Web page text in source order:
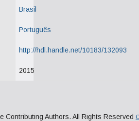
Brasil
Português
http://hdl.handle.net/10183/132093
2015
Contributing Authors. All Rights Reserved